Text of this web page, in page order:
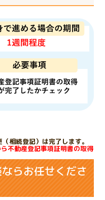
相続登記）は完了します。
不動産登記事項証明書の取得
らお任せくださ